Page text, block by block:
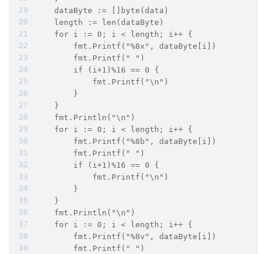
    dataByte := []byte(data)
    length := len(dataByte)
    for i := 0; i < length; i++ {
        fmt.Printf("%8x", dataByte[i])
        fmt.Printf(" ")
        if (i+1)%16 == 0 {
            fmt.Printf("\n")
        }
    }
    fmt.Println("\n")
    for i := 0; i < length; i++ {
        fmt.Printf("%8b", dataByte[i])
        fmt.Printf(" ")
        if (i+1)%16 == 0 {
            fmt.Printf("\n")
        }
    }
    fmt.Println("\n")
    for i := 0; i < length; i++ {
        fmt.Printf("%8v", dataByte[i])
        fmt.Printf(" ")